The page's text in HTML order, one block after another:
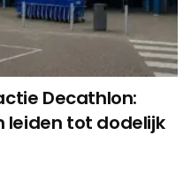
Decathlon:
leiden tot dodelijk